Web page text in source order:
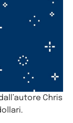
Chris